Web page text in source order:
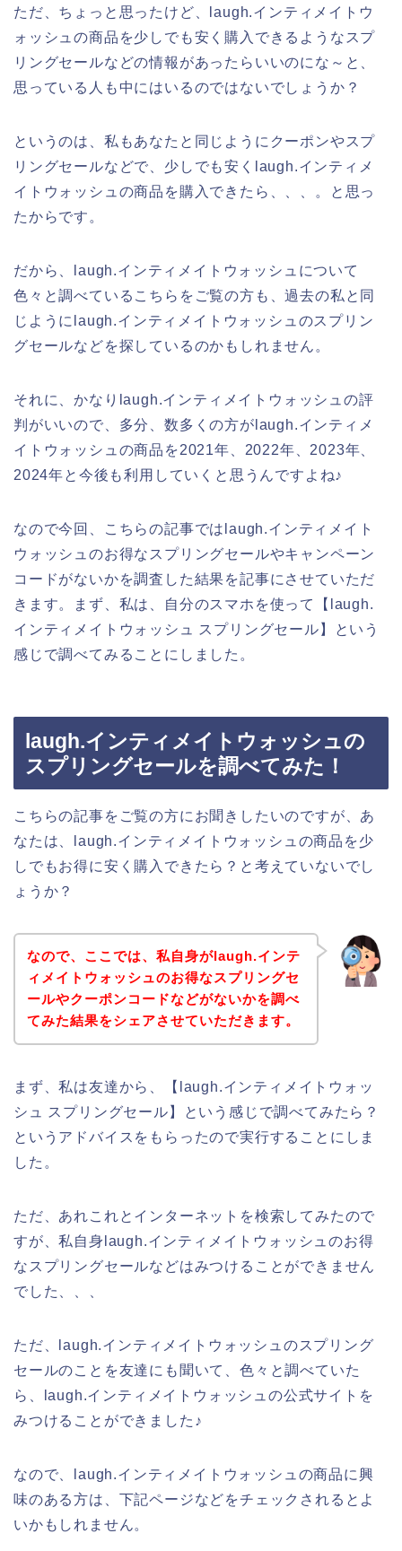
ただ、ちょっと思ったけど、laugh.インティメイトウ
ォッシュの商品を少しでも安く購入できるようなスプ
リングセールなどの情報があったらいいのにな～と、
思っている人も中にはいるのではないでしょうか？
というのは、私もあなたと同じようにクーポンやスプ
リングセールなどで、少しでも安くlaugh.インティメ
イトウォッシュの商品を購入できたら、、、。と思っ
たからです。
だから、laugh.インティメイトウォッシュについて
色々と調べているこちらをご覧の方も、過去の私と同
じようにlaugh.インティメイトウォッシュのスプリン
グセールなどを探しているのかもしれません。
それに、かなりlaugh.インティメイトウォッシュの評
判がいいので、多分、数多くの方がlaugh.インティメ
イトウォッシュの商品を2021年、2022年、2023年、
2024年と今後も利用していくと思うんですよね♪
なので今回、こちらの記事ではlaugh.インティメイト
ウォッシュのお得なスプリングセールやキャンペーン
コードがないかを調査した結果を記事にさせていただ
きます。まず、私は、自分のスマホを使って【laugh.
インティメイトウォッシュ スプリングセール】という
感じで調べてみることにしました。
laugh.インティメイトウォッシュの
スプリングセールを調べてみた！
こちらの記事をご覧の方にお聞きしたいのですが、あ
なたは、laugh.インティメイトウォッシュの商品を少
しでもお得に安く購入できたら？と考えていないでし
ょうか？
なので、ここでは、私自身がlaugh.インテ
ィメイトウォッシュのお得なスプリングセ
ールやクーポンコードなどがないかを調べ
てみた結果をシェアさせていただきます。
まず、私は友達から、【laugh.インティメイトウォッ
シュ スプリングセール】という感じで調べてみたら？
というアドバイスをもらったので実行することにしま
した。
ただ、あれこれとインターネットを検索してみたので
すが、私自身laugh.インティメイトウォッシュのお得
なスプリングセールなどはみつけることができません
でした、、、
ただ、laugh.インティメイトウォッシュのスプリング
セールのことを友達にも聞いて、色々と調べていた
ら、laugh.インティメイトウォッシュの公式サイトを
みつけることができました♪
なので、laugh.インティメイトウォッシュの商品に興
味のある方は、下記ページなどをチェックされるとよ
いかもしれません。